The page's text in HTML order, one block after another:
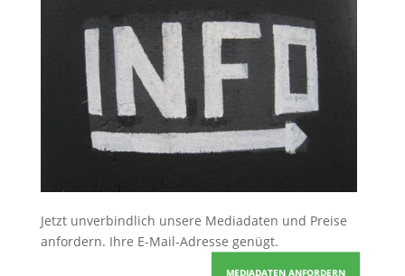
Jetzt unverbindlich unsere Mediadaten und Preise
anfordern. Ihre E-Mail-Adresse genügt.
MEDIADATEN ANFORDERN